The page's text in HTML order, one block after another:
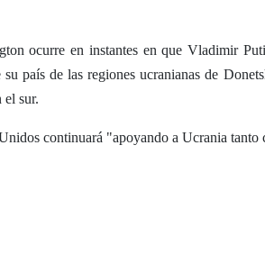
ocurre en instantes en que Vladimir
país de las regiones ucranianas de
el sur.
continuará "apoyando a Ucrania tanto